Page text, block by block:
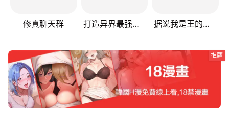
修真聊天群 打造异界最强少林寺 据说我是王的女儿
推薦